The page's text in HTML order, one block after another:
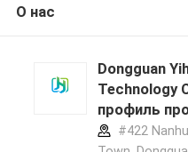
О нас
Dongguan
Technology
профиль
#422